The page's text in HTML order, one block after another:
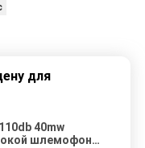
для
40mw
шлемофон